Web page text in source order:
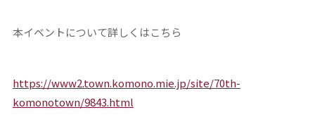
本イベントについて詳しくはこちら
https://www2.town.komono.mie.jp/site/70th-
komonotown/9843.html